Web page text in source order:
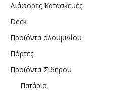
Διάφορες Κατασκευές
Deck
Προϊόντα αλουμινίου
Πόρτες
Προϊόντα Σιδήρου
Πατάρια